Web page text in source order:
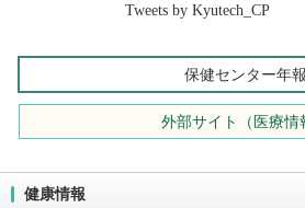
Tweets by Kyutech_CP
保健センター年報
外部サイト（医療情
健康情報